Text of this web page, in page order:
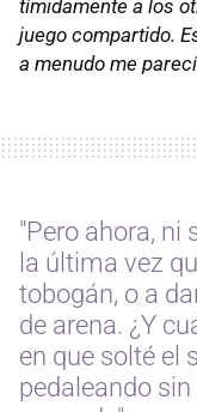
tímidamente a los
juego compartido.
a menudo me
"Pero ahora, ni
la última vez
tobogán, o a
de arena. ¿Y
en que solté el
pedaleando